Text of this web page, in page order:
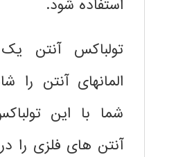
استفاده شود.
تولباکس آنتن
المانهای آنتن را
شما با این
آنتن های فلزی را